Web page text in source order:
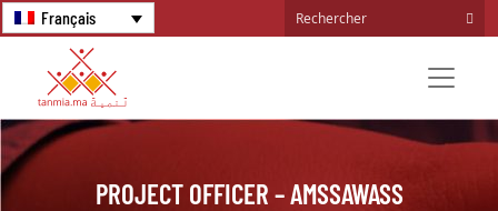
Français
PROJECT OFFICER – AMSSAWASS